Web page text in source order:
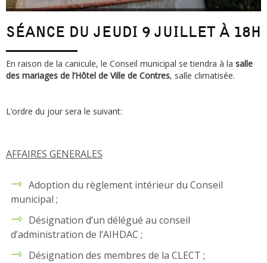
SÉANCE DU JEUDI 9 JUILLET À 18H
En raison de la canicule, le Conseil municipal se tiendra à la salle
des mariages de l’Hôtel de Ville de Contres, salle climatisée.
L’ordre du jour sera le suivant:
AFFAIRES GENERALES
Adoption du règlement intérieur du Conseil
municipal ;
Désignation d’un délégué au conseil
d’administration de l’AIHDAC ;
Désignation des membres de la CLECT ;